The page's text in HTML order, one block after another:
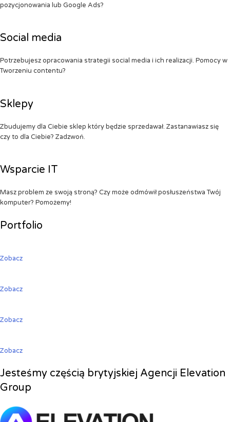
pozycjonowania lub Google Ads?
Social media
Potrzebujesz opracowania strategii social media i ich realizacji. Pomocy w
Tworzeniu contentu?
Sklepy
Zbudujemy dla Ciebie sklep który będzie sprzedawał. Zastanawiasz się
czy to dla Ciebie? Zadzwoń.
Wsparcie IT
Masz problem ze swoją stroną? Czy może odmówił posłuszeństwa Twój
komputer? Pomożemy!
Portfolio
Zobacz
Zobacz
Zobacz
Zobacz
Jesteśmy częścią brytyjskiej Agencji Elevation
Group